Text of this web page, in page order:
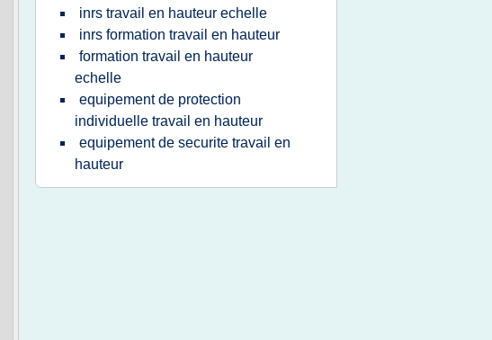
inrs travail en hauteur echelle
inrs formation travail en hauteur
formation travail en hauteur
echelle
equipement de protection
individuelle travail en hauteur
equipement de securite travail en
hauteur